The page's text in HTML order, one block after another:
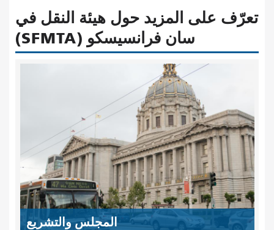
تعرّف على المزيد حول هيئة النقل في
سان فرانسيسكو (SFMTA)
المجلس والتشريع